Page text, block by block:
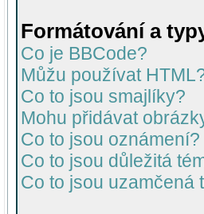
Formátování a
Co je BBCode?
Můžu používat
Co to jsou smajlíky?
Mohu přidávat
Co to jsou oznámení?
Co to jsou důležitá
Co to jsou uzamčená